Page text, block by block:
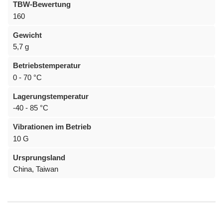
TBW-Bewertung
160
Gewicht
5,7 g
Betriebstemperatur
0 - 70 °C
Lagerungstemperatur
-40 - 85 °C
Vibrationen im Betrieb
10 G
Ursprungsland
China, Taiwan